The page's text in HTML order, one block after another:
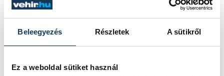
Beleegyezés Részletek A sütikről
Ez a weboldal sütiket használ